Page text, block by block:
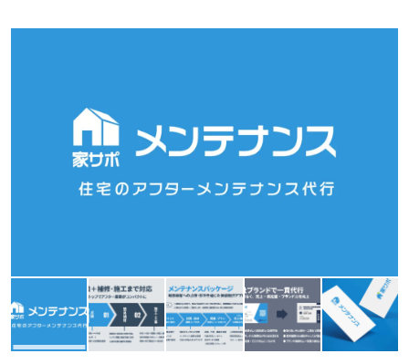
会社概要
お問い合わせ
プライバシーポリシー